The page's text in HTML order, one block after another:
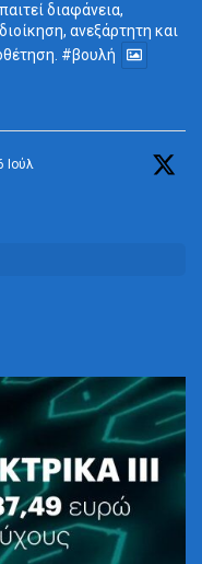
διαφάνεια,
ανεξάρτητη και
#βουλή
Ιούλ